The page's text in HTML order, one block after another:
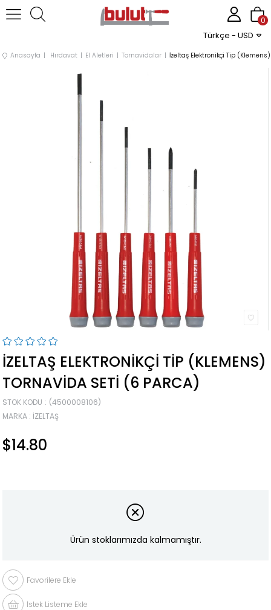
Türkçe - USD
0
Anasayfa Hırdavat El Aletleri Tornavidalar İzeltaş Elektronikçi Tip
İZELTAŞ ELEKTRONIKÇI TIP (KLEMENS)
TORNAVIDA SETI (6 PARCA)
STOK KODU
(4500008106)
MARKA : İZELTAŞ
$14.80
Ürün stoklarımızda kalmamıştır.
Favorilere Ekle
İstek Listeme Ekle